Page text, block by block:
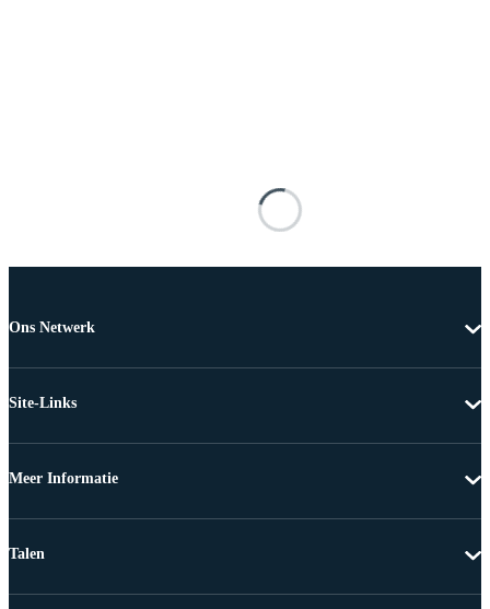
Ons Netwerk
Site-Links
Meer Informatie
Talen